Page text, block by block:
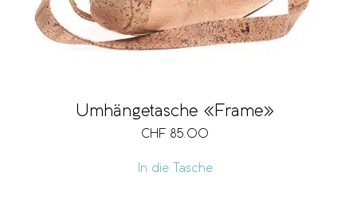
Umhängetasche «Frame»
CHF 85.00
In die Tasche